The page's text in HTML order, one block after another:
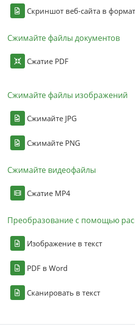
Скриншот веб-сайта в
Сжимайте файлы документов
Сжатие PDF
Сжимайте файлы изображений
Сжимайте JPG
Сжимайте PNG
Сжимайте видеофайлы
Сжатие MP4
Преобразование с помощью
Изображение в текст
PDF в Word
Сканировать в текст